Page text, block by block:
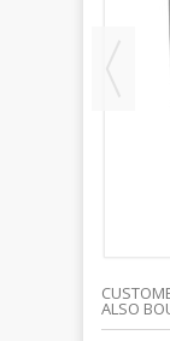
ALSO